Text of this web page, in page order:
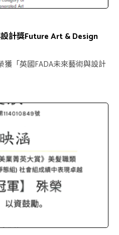
計獎Future Art & Design
「英國FADA未來藝術與設計